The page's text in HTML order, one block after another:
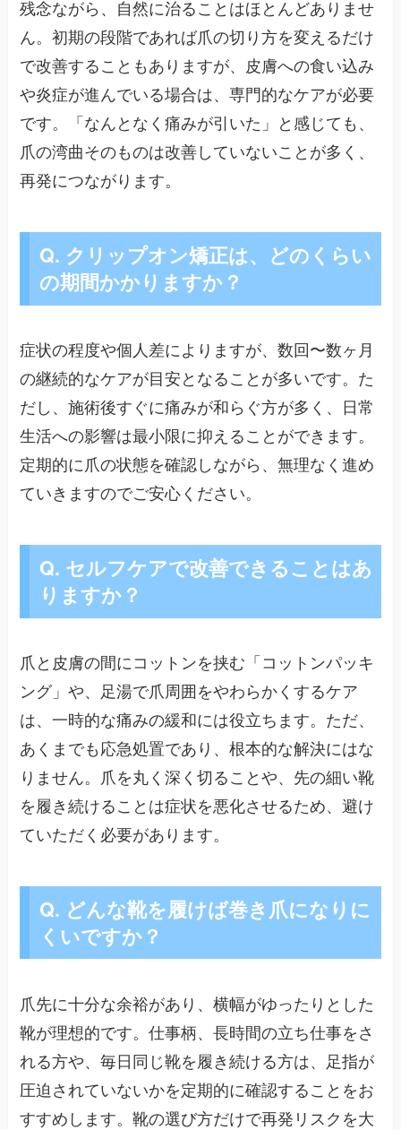
残念ながら、自然に治ることはほとんどありませ
ん。初期の段階であれば爪の切り方を変えるだけ
で改善することもありますが、皮膚への食い込み
や炎症が進んでいる場合は、専門的なケアが必要
です。「なんとなく痛みが引いた」と感じても、
爪の湾曲そのものは改善していないことが多く、
再発につながります。
Q. クリップオン矯正は、どのくらい
の期間かかりますか？
症状の程度や個人差によりますが、数回〜数ヶ月
の継続的なケアが目安となることが多いです。た
だし、施術後すぐに痛みが和らぐ方が多く、日常
生活への影響は最小限に抑えることができます。
定期的に爪の状態を確認しながら、無理なく進め
ていきますのでご安心ください。
Q. セルフケアで改善できることはあ
りますか？
爪と皮膚の間にコットンを挟む「コットンパッキ
ング」や、足湯で爪周囲をやわらかくするケア
は、一時的な痛みの緩和には役立ちます。ただ、
あくまでも応急処置であり、根本的な解決にはな
りません。爪を丸く深く切ることや、先の細い靴
を履き続けることは症状を悪化させるため、避け
ていただく必要があります。
Q. どんな靴を履けば巻き爪になりに
くいですか？
爪先に十分な余裕があり、横幅がゆったりとした
靴が理想的です。仕事柄、長時間の立ち仕事をさ
れる方や、毎日同じ靴を履き続ける方は、足指が
圧迫されていないかを定期的に確認することをお
すすめします。靴の選び方だけで再発リスクを大